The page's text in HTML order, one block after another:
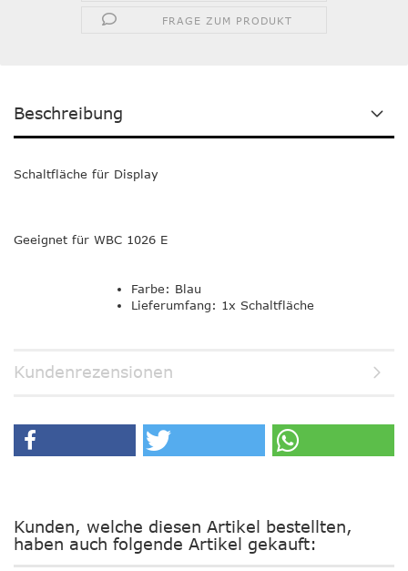
FRAGE ZUM PRODUKT
Beschreibung
Schaltfläche für Display
Geeignet für WBC 1026 E
Farbe: Blau
Lieferumfang: 1x Schaltfläche
Kundenrezensionen
Kunden, welche diesen Artikel bestellten,
haben auch folgende Artikel gekauft: